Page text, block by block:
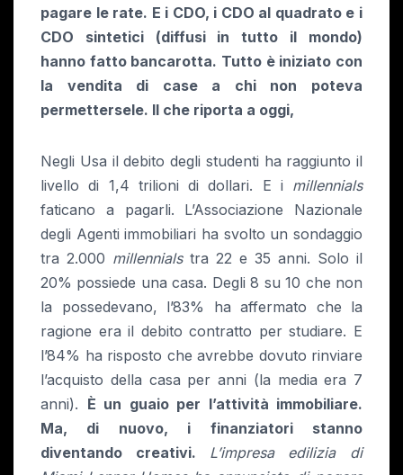
pagare le rate. E i CDO, i CDO al quadrato e i
CDO sintetici (diffusi in tutto il mondo)
hanno fatto bancarotta. Tutto è iniziato con
la vendita di case a chi non poteva
permettersele. ll che riporta a oggi,
Negli Usa il debito degli studenti ha raggiunto il
livello di 1,4 trilioni di dollari. E i millennials
faticano a pagarli. L’Associazione Nazionale
degli Agenti immobiliari ha svolto un sondaggio
tra 2.000 millennialstra 22 e 35 anni. Solo il
20% possiede una casa. Degli 8 su 10 che non
la possedevano, l’83% ha affermato che la
ragione era il debito contratto per studiare. E
l’84% ha risposto che avrebbe dovuto rinviare
l’acquisto della casa per anni (la media era 7
anni). È un guaio per l’attività immobiliare.
Ma, di nuovo, i finanziatori stanno
diventando creativi. L’impresa edilizia di